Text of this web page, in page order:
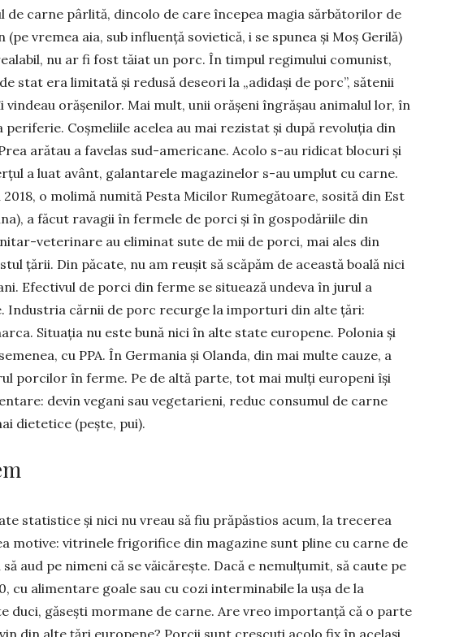
de carne pârlită, dincolo de care începea magia sărbătorilor de
(pe vremea aia, sub influență sovietică, i se spunea și Moș Gerilă)
nu ar fi fost tăiat un porc. În timpul regimului comunist,
stat era limitată și redusă deseori la „adidași de porc”, sătenii
vindeau orășenilor. Mai mult, unii orășeni îngrășau animalul lor, în
Coșmeliile acelea au mai rezistat și după revoluția din
arătau a favelas sud-americane. Acolo s-au ridicat blocuri și
a luat avânt, galantarele magazinelor s-au umplut cu carne.
o molimă numită Pesta Micilor Rumegătoare, sosită din Est
a făcut ravagii în fermele de porci și în gospodăriile din
veterinare au eliminat sute de mii de porci, mai ales din
țării. Din păcate, nu am reușit să scăpăm de această boală nici
Efectivul de porci din ferme se situează undeva în jurul a
Industria cărnii de porc recurge la importuri din alte țări:
Situația nu este bună nici în alte state europene. Polonia și
cu PPA. În Germania și Olanda, din mai multe cauze, a
porcilor în ferme. Pe de altă parte, tot mai mulți europeni își
devin vegani sau vegetarieni, reduc consumul de carne
dietetice (pește, pui).
statistice și nici nu vreau să fiu prăpăstios acum, la trecerea
motive: vitrinele frigorifice din magazine sunt pline cu carne de
aud pe nimeni că se văi­cărește. Dacă e nemulțumit, să caute pe
cu alimentare goale sau cu cozi interminabile la ușa de la
duci, găsești mormane de carne. Are vreo importanță că o parte
din alte țări europene? Porcii sunt crescuți acolo fix în același